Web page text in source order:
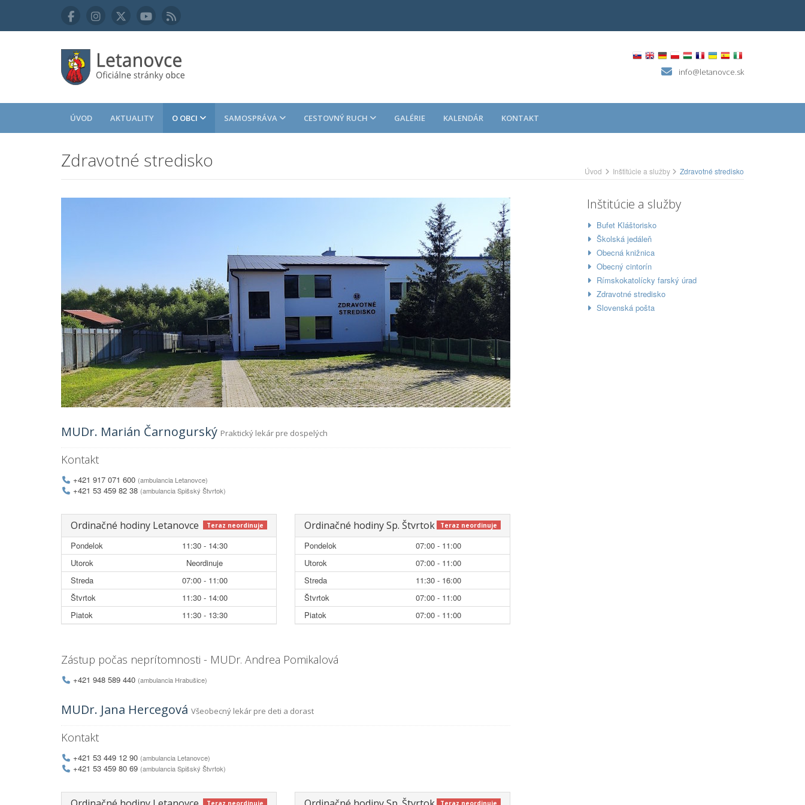
info@letanovce.sk
ÚVOD AKTUALITY O OBCI SAMOSPRÁVA CESTOVNÝ RUCH GALÉRIE KALENDÁR KONTAKT
Zdravotné stredisko Úvod Inštitúcie a služby Zdravotné stredisko
MUDr. Marián Čarnogurský Praktický lekár pre dospelých
Kontakt
+421 917 071 600 (ambulancia Letanovce)
+421 53 459 82 38 (ambulancia Spišský Štvrtok)
Ordinačné hodiny Letanovce Teraz neordinuje
Pondelok
11:30 - 14:30
Utorok
Neordinuje
Streda
07:00 - 11:00
Štvrtok
11:30 - 14:00
Piatok
11:30 - 13:30
Ordinačné hodiny Sp. Štvrtok Teraz neordinuje
Pondelok
07:00 - 11:00
Utorok
07:00 - 11:00
Streda
11:30 - 16:00
Štvrtok
07:00 - 11:00
Piatok
07:00 - 11:00
Zástup počas neprítomnosti - MUDr. Andrea Pomikalová
+421 948 589 440 (ambulancia Hrabušice)
MUDr. Jana Hercegová Všeobecný lekár pre deti a dorast
Kontakt
+421 53 449 12 90 (ambulancia Letanovce)
+421 53 459 80 69 (ambulancia Spišský Štvrtok)
Teraz neordinuje Teraz neordinuje
Inštitúcie a služby
Bufet Kláštorisko
Školská jedáleň
Obecná knižnica
Obecný cintorín
Rímskokatolícky farský úrad
Zdravotné stredisko
Slovenská pošta